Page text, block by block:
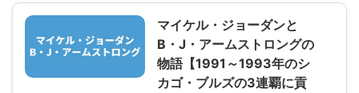
マイケル・ジョーダンと
B・J・アームストロングの
物語【1991～1993年のシ
カゴ・ブルズの3連覇に貢